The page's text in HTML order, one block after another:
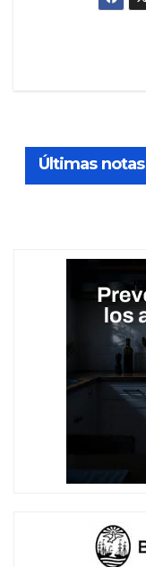
Últimas notas